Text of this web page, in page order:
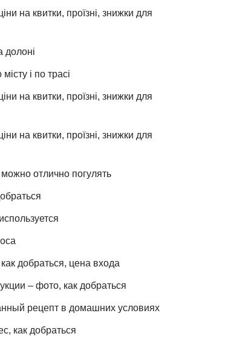
на квитки, проїзні, знижки для
долоні
і по трасі
на квитки, проїзні, знижки для
на квитки, проїзні, знижки для
отлично погулять
добраться, цена входа
– фото, как добраться
рецепт в домашних условиях
как добраться